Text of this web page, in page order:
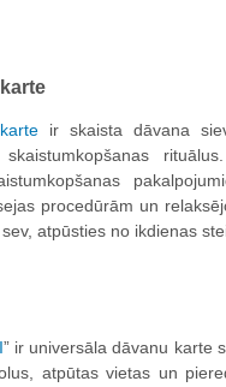
ir skaista dāvana
procedūrām un
atpūsties no ikdienas
” ir universāla dāvanu karte
atpūtas vietas un